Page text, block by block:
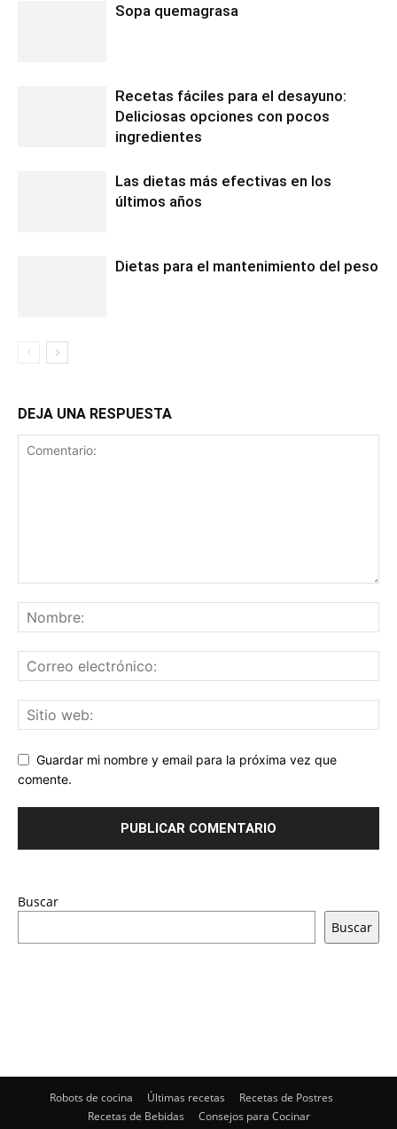
Sopa quemagrasa
Recetas fáciles para el desayuno:
Deliciosas opciones con pocos
ingredientes
Las dietas más efectivas en los
últimos años
Dietas para el mantenimiento del peso
DEJA UNA RESPUESTA
Guardar mi nombre y email para la próxima vez que
comente.
Buscar
Buscar
Robots de cocina Últimas recetas
Recetas de Postres
Recetas de Bebidas
Consejos para Cocinar